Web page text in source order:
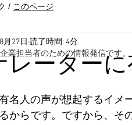
/ このページ
レーター
月27日 読了時間: 4分
名人の声が想起するイメ
からです。ですから、そ
業担当者のための情報発信です。